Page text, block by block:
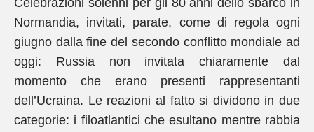
Celebrazioni solenni per gli 80 anni dello sbarco in
Normandia, invitati, parate, come di regola ogni
giugno dalla fine del secondo conflitto mondiale ad
oggi: Russia non invitata chiaramente dal
momento che erano presenti rappresentanti
dell’Ucraina. Le reazioni al fatto si dividono in due
categorie: i filoatlantici che esultano mentre rabbia